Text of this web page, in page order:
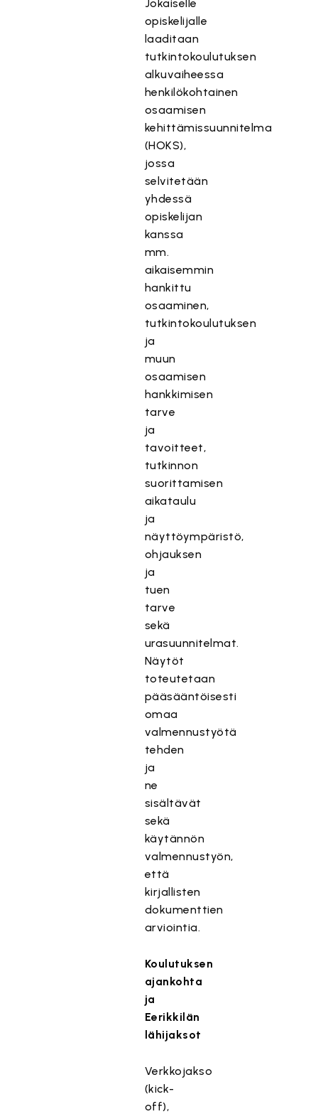
Jokaiselle
opiskelijalle
laaditaan
tutkintokoulutuksen
alkuvaiheessa
henkilökohtainen
osaamisen
kehittämissuunnitelma
(HOKS),
jossa
selvitetään
yhdessä
opiskelijan
kanssa
mm.
aikaisemmin
hankittu
osaaminen,
tutkintokoulutuksen
ja
muun
osaamisen
hankkimisen
tarve
ja
tavoitteet,
tutkinnon
suorittamisen
aikataulu
ja
näyttöympäristö,
ohjauksen
ja
tuen
tarve
sekä
urasuunnitelmat.
Näytöt
toteutetaan
pääsääntöisesti
omaa
valmennustyötä
tehden
ja
ne
sisältävät
sekä
käytännön
valmennustyön,
että
kirjallisten
dokumenttien
arviointia.
Koulutuksen
ajankohta
ja
Eerikkilän
lähijaksot
Verkkojakso
(kick-
off),